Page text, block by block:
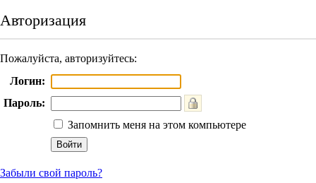
Авторизация
Пожалуйста, авторизуйтесь:
Логин:
Пароль:
Запомнить меня на этом компьютере
Забыли свой пароль?